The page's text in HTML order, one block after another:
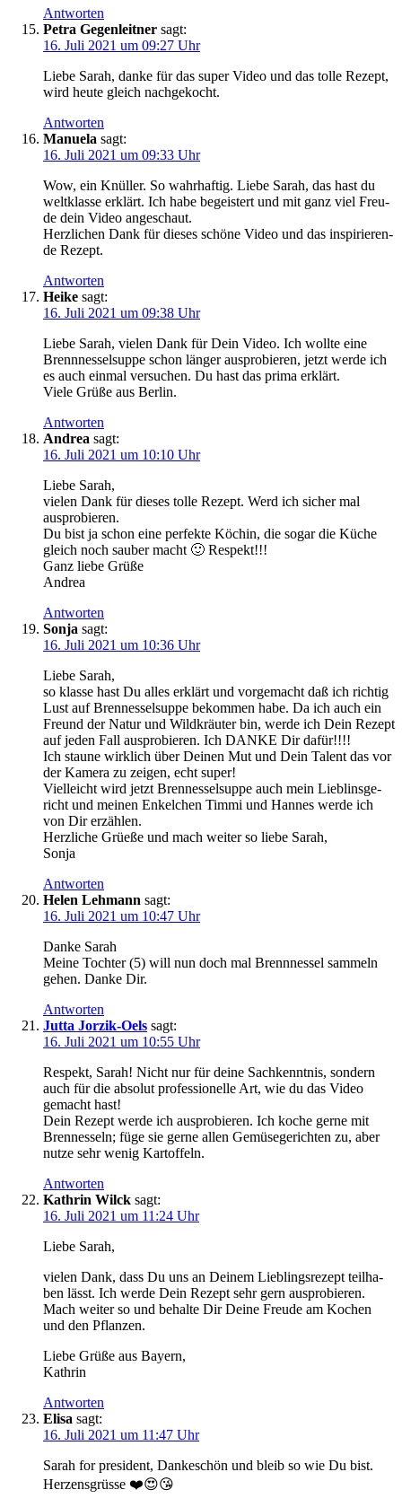
Antworten
Petra Gegenleitner sagt:
16. Juli 2021 um 09:27 Uhr
Lie­be Sarah, dan­ke für das super Video und das tol­le Rezept,
wird heu­te gleich nachgekocht.
Antworten
Manuela sagt:
16. Juli 2021 um 09:33 Uhr
Wow, ein Knül­ler. So wahr­haf­tig. Lie­be Sarah, das hast du
welt­klas­se erklärt. Ich habe begeis­tert und mit ganz viel Freu­
de dein Video angeschaut.
Herz­li­chen Dank für die­ses schö­ne Video und das inspi­rie­ren­
de Rezept.
Antworten
Heike sagt:
16. Juli 2021 um 09:38 Uhr
Lie­be Sarah, vie­len Dank für Dein Video. Ich woll­te eine
Brenn­nes­sel­sup­pe schon län­ger aus­pro­bie­ren, jetzt wer­de ich
es auch ein­mal ver­su­chen. Du hast das pri­ma erklärt.
Vie­le Grü­ße aus Berlin.
Antworten
Andrea sagt:
16. Juli 2021 um 10:10 Uhr
Lie­be Sarah,
vie­len Dank für die­ses tol­le Rezept. Werd ich sicher mal
ausprobieren.
Du bist ja schon eine per­fek­te Köchin, die sogar die Küche
gleich noch sau­ber macht 🙂 Respekt!!!
Ganz lie­be Grüße
Andrea
Antworten
Sonja sagt:
16. Juli 2021 um 10:36 Uhr
Lie­be Sarah,
so klas­se hast Du alles erklärt und vor­ge­macht daß ich rich­tig
Lust auf Bren­nes­sel­sup­pe bekom­men habe. Da ich auch ein
Freund der Natur und Wild­kräu­ter bin, wer­de ich Dein Rezept
auf jeden Fall aus­pro­bie­ren. Ich DANKE Dir dafür!!!!
Ich stau­ne wirk­lich über Dei­nen Mut und Dein Talent das vor
der Kame­ra zu zei­gen, echt super!
Viel­leicht wird jetzt Bren­nes­sel­sup­pe auch mein Lieb­lins­ge­
richt und mei­nen Enkel­chen Tim­mi und Han­nes wer­de ich
von Dir erzählen.
Herz­li­che Grüeße und mach wei­ter so lie­be Sarah,
Sonja
Antworten
Helen Lehmann sagt:
16. Juli 2021 um 10:47 Uhr
Dan­ke Sarah
Mei­ne Toch­ter (5) will nun doch mal Brenn­nes­sel sam­meln
gehen. Dan­ke Dir.
Antworten
Jutta Jorzik-Oels sagt:
16. Juli 2021 um 10:55 Uhr
Respekt, Sarah! Nicht nur für dei­ne Sach­kennt­nis, son­dern
auch für die abso­lut pro­fes­sio­nel­le Art, wie du das Video
gemacht hast!
Dein Rezept wer­de ich aus­pro­bie­ren. Ich koche ger­ne mit
Bren­nes­seln; füge sie ger­ne allen Gemü­se­ge­rich­ten zu, aber
nut­ze sehr wenig Kartoffeln.
Antworten
Kathrin Wilck sagt:
16. Juli 2021 um 11:24 Uhr
Lie­be Sarah,
vie­len Dank, dass Du uns an Dei­nem Lieb­lings­re­zept teil­ha­
ben lässt. Ich wer­de Dein Rezept sehr gern aus­pro­bie­ren.
Mach wei­ter so und behal­te Dir Dei­ne Freu­de am Kochen
und den Pflanzen.
Lie­be Grü­ße aus Bayern,
Kathrin
Antworten
Elisa sagt:
16. Juli 2021 um 11:47 Uhr
Sarah for pre­si­dent, Dan­ke­schön und bleib so wie Du bist.
Her­zens­grüs­se ❤️😍😘